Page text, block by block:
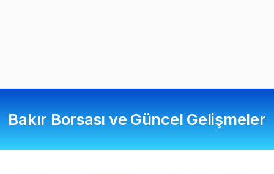
Bakır Borsası ve Güncel Gelişmeler